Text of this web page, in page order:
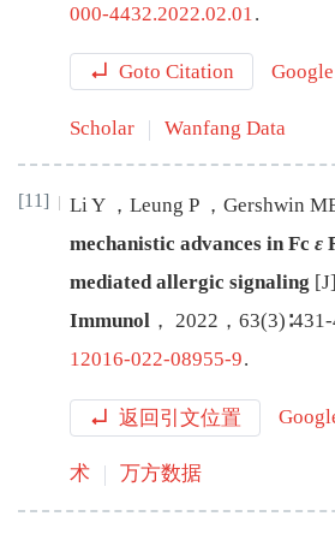
000-4432.2022.02.01.
Goto Citation
Scholar Wanfang Data
[11] LiY ， Leung P ， Gershwin
mechanistic advances in Fc ε
mediated allergic signaling [J]
Immunol ， 2022 ， 63(3)∶431-
12016-022-08955-9.
返回引文位置
术 万方数据